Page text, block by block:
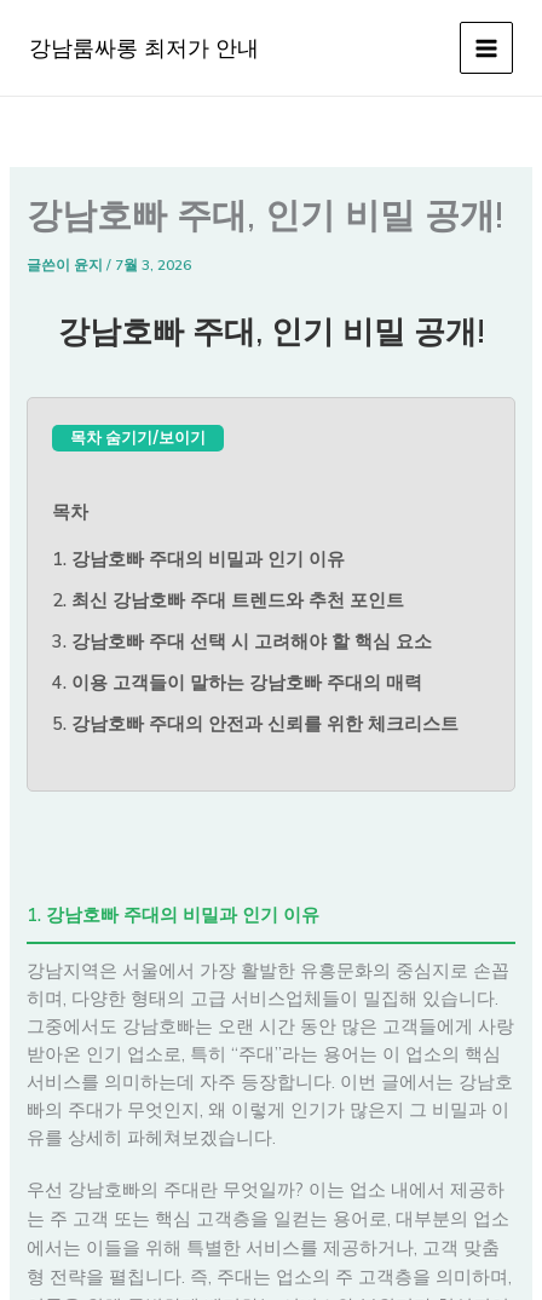
강남룸싸롱 최저가 안내
강남호빠 주대, 인기 비밀 공개!
글쓴이 윤지/ 7월 3, 2026
강남호빠 주대, 인기 비밀 공개!
목차 숨기기/보이기
목차
1. 강남호빠 주대의 비밀과 인기 이유
2. 최신 강남호빠 주대 트렌드와 추천 포인트
3. 강남호빠 주대 선택 시 고려해야 할 핵심 요소
4. 이용 고객들이 말하는 강남호빠 주대의 매력
5. 강남호빠 주대의 안전과 신뢰를 위한 체크리스트
1. 강남호빠 주대의 비밀과 인기 이유
강남지역은 서울에서 가장 활발한 유흥문화의 중심지로 손꼽
히며, 다양한 형태의 고급 서비스업체들이 밀집해 있습니다.
그중에서도 강남호빠는 오랜 시간 동안 많은 고객들에게 사랑
받아온 인기 업소로, 특히 “주대”라는 용어는 이 업소의 핵심
서비스를 의미하는데 자주 등장합니다. 이번 글에서는 강남호
빠의 주대가 무엇인지, 왜 이렇게 인기가 많은지 그 비밀과 이
유를 상세히 파헤쳐보겠습니다.
우선 강남호빠의 주대란 무엇일까? 이는 업소 내에서 제공하
는 주 고객 또는 핵심 고객층을 일컫는 용어로, 대부분의 업소
에서는 이들을 위해 특별한 서비스를 제공하거나, 고객 맞춤
형 전략을 펼칩니다. 즉, 주대는 업소의 주 고객층을 의미하며,